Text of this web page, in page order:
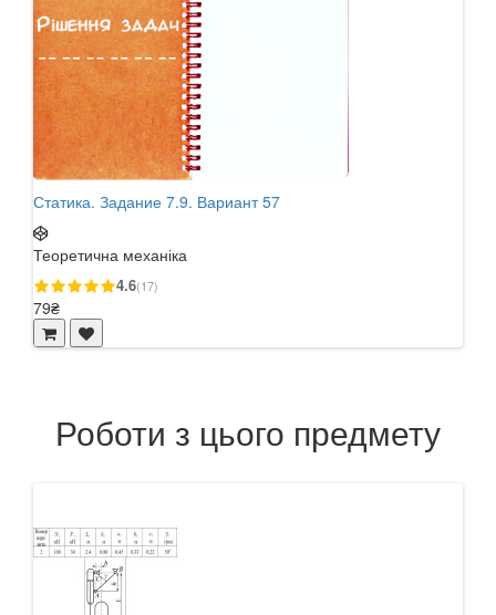
Статика. Задание 7.9. Вариант 57
Теоретична механіка
4.6(17)
79₴
Роботи з цього предмету